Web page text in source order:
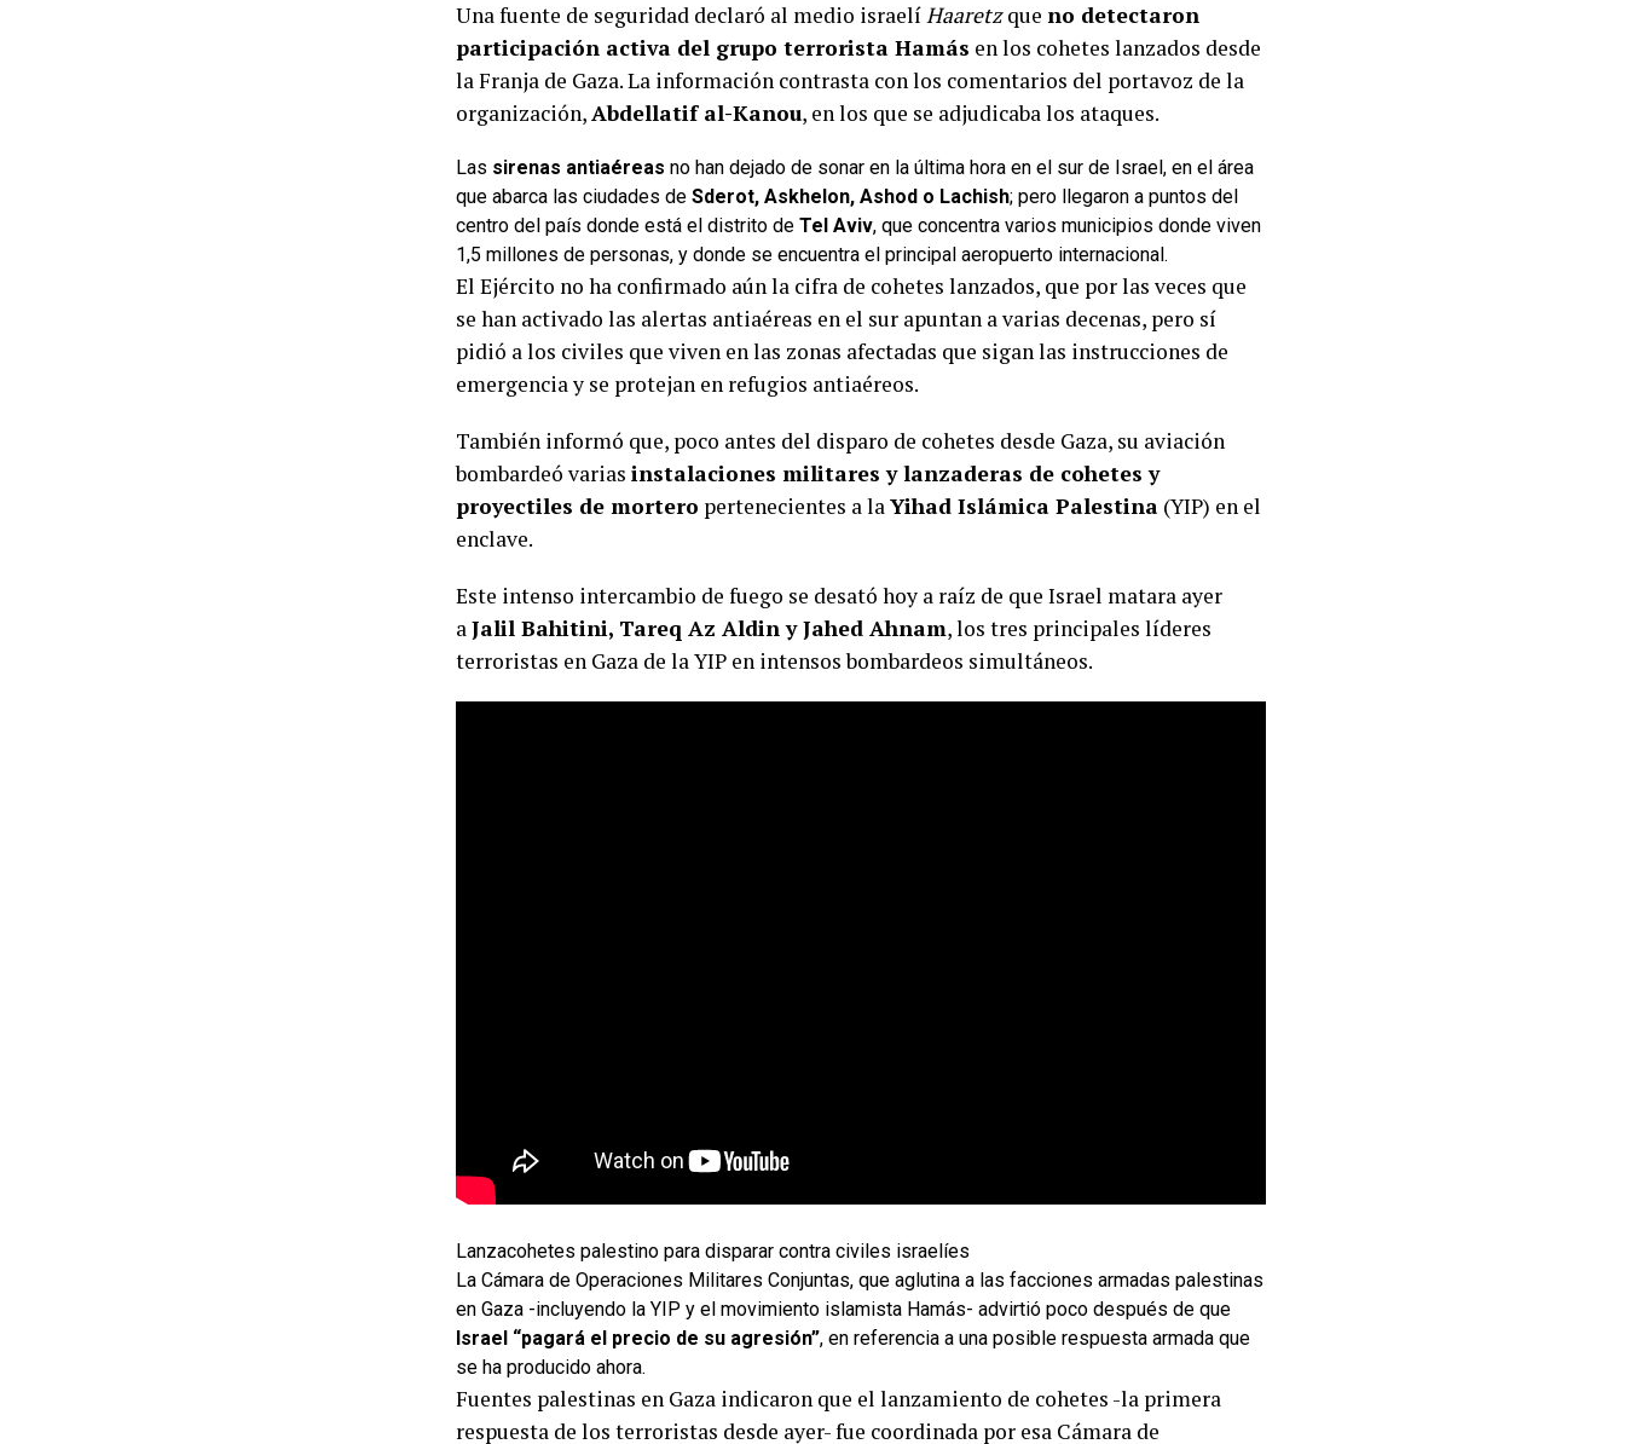
Una fuente de seguridad declaró al medio israelíHaaretzque no detectaron
participación activa del grupo terrorista Hamás en los cohetes lanzados desde
la Franja de Gaza. La información contrasta con los comentarios del portavoz de la
organización,Abdellatif al-Kanou, en los que se adjudicaba los ataques.
Las sirenas antiaéreas no han dejado de sonar en la última hora en el sur de Israel, en el área
que abarca las ciudades de Sderot, Askhelon, Ashod o Lachish; pero llegaron a puntos del
centro del país donde está el distrito de Tel Aviv, que concentra varios municipios donde viven
1,5 millones de personas, y donde se encuentra el principal aeropuerto internacional.
El Ejército no ha confirmado aún la cifra de cohetes lanzados, que por las veces que
se han activado las alertas antiaéreas en el sur apuntan a varias decenas, pero sí
pidió a los civiles que viven en las zonas afectadas que sigan las instrucciones de
emergencia y se protejan en refugios antiaéreos.
También informó que, poco antes del disparo de cohetes desde Gaza, su aviación
bombardeó varias instalaciones militares y lanzaderas de cohetes y
proyectiles de mortero pertenecientes a laYihad Islámica Palestina (YIP) en el
enclave.
Este intenso intercambio de fuego se desató hoy a raíz de que Israel matara ayer
aJalil Bahitini, Tareq Az Aldin y Jahed Ahnam, los tres principales líderes
terroristas en Gaza de la YIP en intensos bombardeos simultáneos.
Lanzacohetes palestino para disparar contra civiles israelíes
La Cámara de Operaciones Militares Conjuntas, que aglutina a las facciones armadas palestinas
en Gaza -incluyendo la YIP y el movimiento islamista Hamás- advirtió poco después de que
Israel “pagará el precio de su agresión”, en referencia a una posible respuesta armada que
se ha producido ahora.
Fuentes palestinas en Gaza indicaron que el lanzamiento de cohetes -la primera
respuesta de los terroristas desde ayer- fue coordinada por esa Cámara de